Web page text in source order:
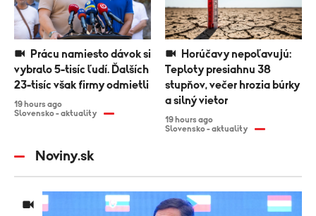
vybralo 5-tisíc ľudí. Ďalších
23-tisíc však firmy odmietli
19 hours ago
Slovensko - aktuality
Teploty presiahnu 38
stupňov, večer hrozia búrky
a silný vietor
19 hours ago
Slovensko - aktuality
Noviny.sk